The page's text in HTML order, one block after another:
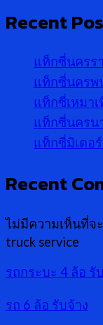
Recent
แท็กซี่นครร
แท็กซี่นครพ
แท็กซี่เหมา
แท็กซี่นครน
แท็กซี่มิเตอ
Recent
ไม่มีความเห็นที่จ
truck service
รถกระบะ 4 ล้อ รั
รถ 6 ล้อ รับจ้าง